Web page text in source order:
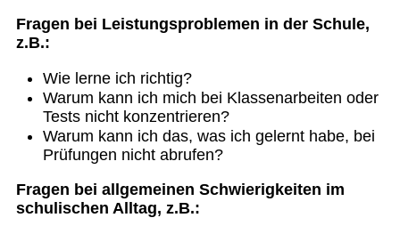
Fragen bei Leistungsproblemen in der Schule,
z.B.:
Wie lerne ich richtig?
Warum kann ich mich bei Klassenarbeiten oder
Tests nicht konzentrieren?
Warum kann ich das, was ich gelernt habe, bei
Prüfungen nicht abrufen?
Fragen bei allgemeinen Schwierigkeiten im
schulischen Alltag, z.B.: